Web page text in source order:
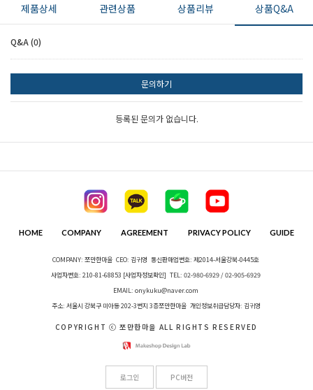
제품상세 관련상품 상품리뷰 상품Q&A
Q&A (0)
문의하기
등록된 문의가 없습니다.
HOME COMPANY AGREEMENT PRIVACY POLICY GUIDE
COMPANY: 쪼만한마을 CEO: 김귀영 통신판매업번호: 제2014-서울강북-0445호
사업자번호: 210-81-68853 [사업자정보확인] TEL: 02-980-6929 / 02-905-6929
EMAIL: onykuku@naver.com
주소: 서울시 강북구 미아동 202-3번지 3층쪼만한마을 개인정보취급담당자: 김귀영
COPYRIGHT ⓒ 쪼만한마을 ALL RIGHTS RESERVED
로그인 PC버전